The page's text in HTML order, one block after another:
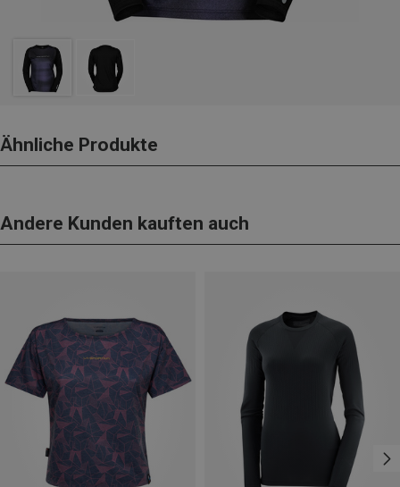
Ähnliche Produkte
Andere Kunden kauften auch